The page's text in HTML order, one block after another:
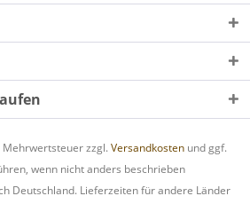
zzgl. Versandkosten und ggf.
wenn nicht anders beschrieben
Deutschland. Lieferzeiten für andere Länder